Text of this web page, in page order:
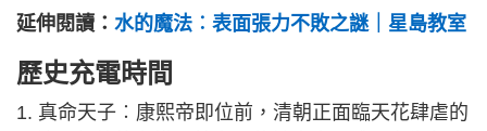
延伸閱讀： 水的魔法︰表面張力不敗之謎｜星島教室
歷史充電時間
1. 真命天子︰康熙帝即位前，清朝正面臨天花肆虐的